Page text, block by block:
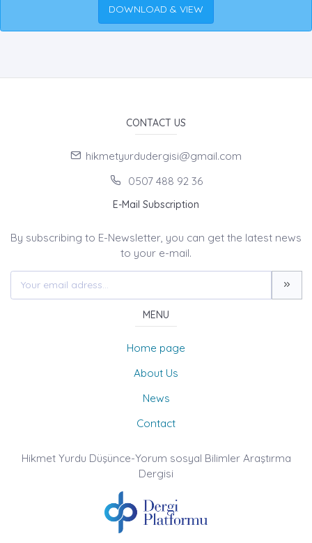
DOWNLOAD & VIEW
CONTACT US
hikmetyurdudergisi@gmail.com
0507 488 92 36
E-Mail Subscription
By subscribing to E-Newsletter, you can get the latest news
to your e-mail.
MENU
Home page
About Us
News
Contact
Hikmet Yurdu Düşünce-Yorum sosyal Bilimler Araştırma
Dergisi